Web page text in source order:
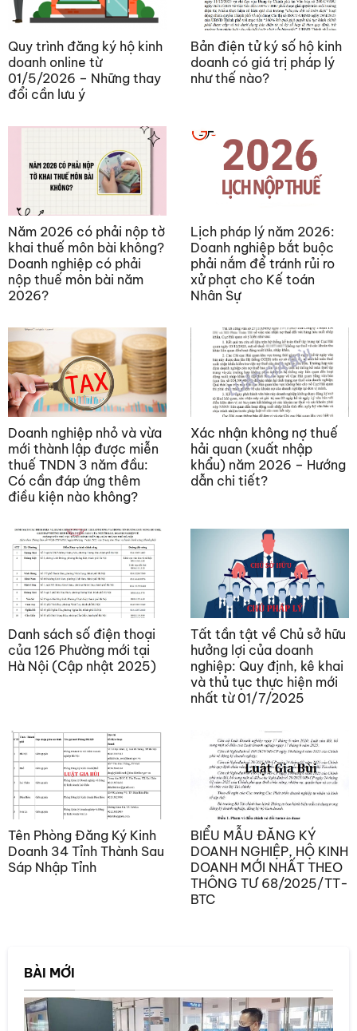
Quy trình đăng ký hộ kinh
doanh online từ
01/5/2026 – Những thay
đổi cần lưu ý
Bản điện tử ký số hộ kinh
doanh có giá trị pháp lý
như thế nào?
Năm 2026 có phải nộp tờ
khai thuế môn bài không?
Doanh nghiệp có phải
nộp thuế môn bài năm
2026?
Lịch pháp lý năm 2026:
Doanh nghiệp bắt buộc
phải nắm để tránh rủi ro
xử phạt cho Kế toán
Nhân Sự
Doanh nghiệp nhỏ và vừa
mới thành lập được miễn
thuế TNDN 3 năm đầu:
Có cần đáp ứng thêm
điều kiện nào không?
Xác nhận không nợ thuế
hải quan (xuất nhập
khẩu) năm 2026 – Hướng
dẫn chi tiết?
Danh sách số điện thoại
của 126 Phường mới tại
Hà Nội (Cập nhật 2025)
Tất tần tật về Chủ sở hữu
hưởng lợi của doanh
nghiệp: Quy định, kê khai
và thủ tục thực hiện mới
nhất từ 01/7/2025
Tên Phòng Đăng Ký Kinh
Doanh 34 Tỉnh Thành Sau
Sáp Nhập Tỉnh
BIỂU MẪU ĐĂNG KÝ
DOANH NGHIỆP, HỘ KINH
DOANH MỚI NHẤT THEO
THÔNG TƯ 68/2025/TT-
BTC
BÀI MỚI